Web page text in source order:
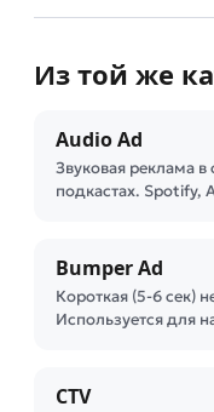
Из той же
Audio Ad
Звуковая реклама
подкастах. Spotify,
Bumper Ad
Короткая (5-6 сек)
Используется для
CTV